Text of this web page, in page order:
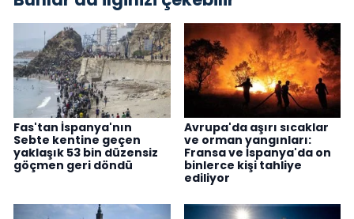
Fas'tan İspanya'nın
Sebte kentine geçen
yaklaşık 53 bin düzensiz
göçmen geri döndü
Avrupa'da aşırı sıcaklar
ve orman yangınları:
Fransa ve İspanya'da on
binlerce kişi tahliye
ediliyor